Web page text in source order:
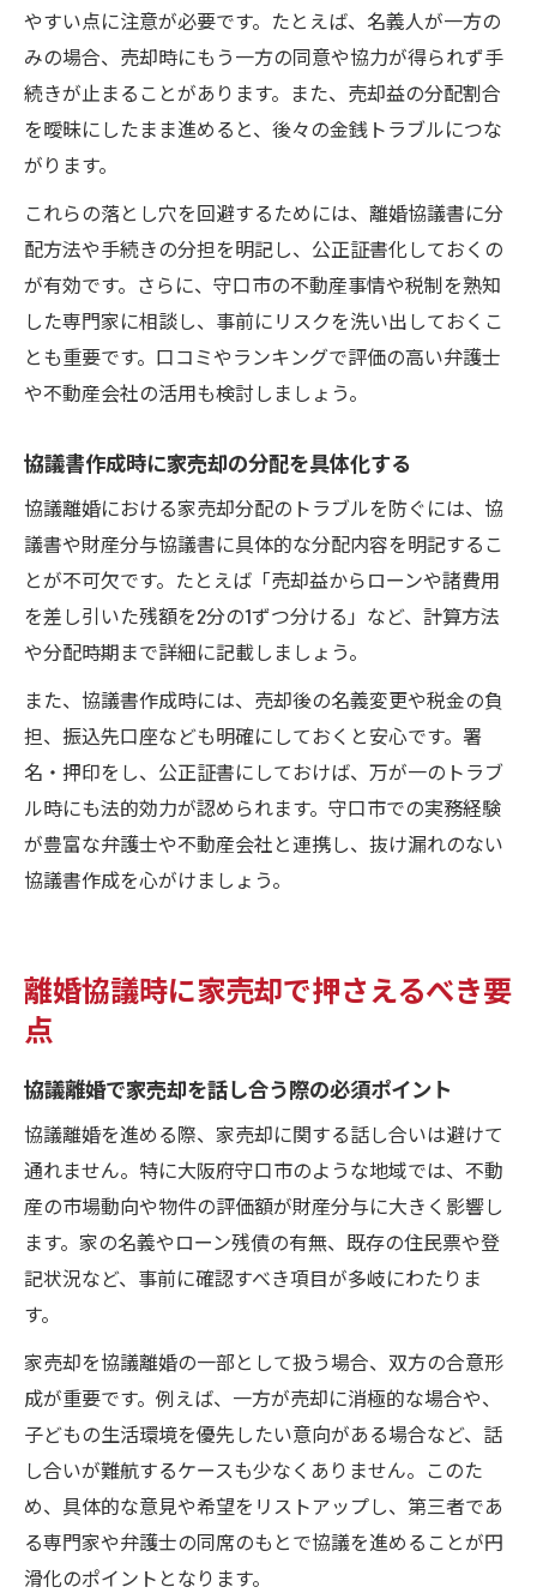
やすい点に注意が必要です。たとえば、名義人が一方の
みの場合、売却時にもう一方の同意や協力が得られず手
続きが止まることがあります。また、売却益の分配割合
を曖昧にしたまま進めると、後々の金銭トラブルにつな
がります。
これらの落とし穴を回避するためには、離婚協議書に分
配方法や手続きの分担を明記し、公正証書化しておくの
が有効です。さらに、守口市の不動産事情や税制を熟知
した専門家に相談し、事前にリスクを洗い出しておくこ
とも重要です。口コミやランキングで評価の高い弁護士
や不動産会社の活用も検討しましょう。
協議書作成時に家売却の分配を具体化する
協議離婚における家売却分配のトラブルを防ぐには、協
議書や財産分与協議書に具体的な分配内容を明記するこ
とが不可欠です。たとえば「売却益からローンや諸費用
を差し引いた残額を2分の1ずつ分ける」など、計算方法
や分配時期まで詳細に記載しましょう。
また、協議書作成時には、売却後の名義変更や税金の負
担、振込先口座なども明確にしておくと安心です。署
名・押印をし、公正証書にしておけば、万が一のトラブ
ル時にも法的効力が認められます。守口市での実務経験
が豊富な弁護士や不動産会社と連携し、抜け漏れのない
協議書作成を心がけましょう。
離婚協議時に家売却で押さえるべき要
点
協議離婚で家売却を話し合う際の必須ポイント
協議離婚を進める際、家売却に関する話し合いは避けて
通れません。特に大阪府守口市のような地域では、不動
産の市場動向や物件の評価額が財産分与に大きく影響し
ます。家の名義やローン残債の有無、既存の住民票や登
記状況など、事前に確認すべき項目が多岐にわたりま
す。
家売却を協議離婚の一部として扱う場合、双方の合意形
成が重要です。例えば、一方が売却に消極的な場合や、
子どもの生活環境を優先したい意向がある場合など、話
し合いが難航するケースも少なくありません。このた
め、具体的な意見や希望をリストアップし、第三者であ
る専門家や弁護士の同席のもとで協議を進めることが円
滑化のポイントとなります。